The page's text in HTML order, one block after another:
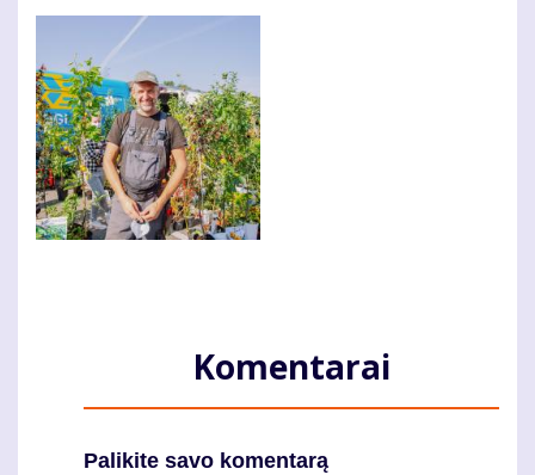
Komentarai
Palikite savo komentarą